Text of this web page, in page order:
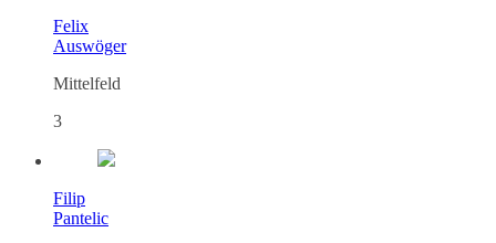
Felix
Auswöger
Mittelfeld
3
Filip
Pantelic